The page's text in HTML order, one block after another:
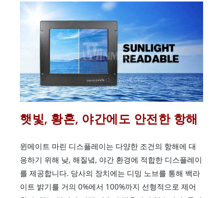
햇빛, 황혼, 야간에도 안전한 항해
윈메이트 마린 디스플레이는 다양한 조건의 항해에 대
응하기 위해 낮, 해질녘, 야간 환경에 적합한 디스플레이
를 제공합니다. 당사의 장치에는 디밍 노브를 통해 백라
이트 밝기를 거의 0%에서 100%까지 선형적으로 제어